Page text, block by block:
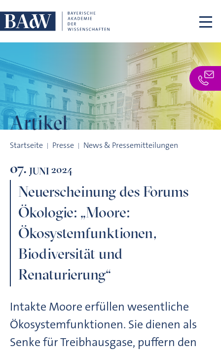
Artikel
Startseite Presse News & Pressemitteilungen
07. JUNI 2024
Neuerscheinung des Forums
Ökologie: „Moore:
Ökosystemfunktionen,
Biodiversität und
Renaturierung“
Intakte Moore erfüllen wesentliche
Ökosystemfunktionen. Sie dienen als
Senke für Treibhausgase, puffern den